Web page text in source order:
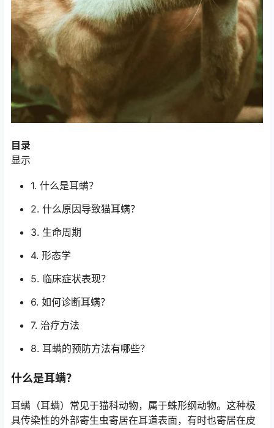
目录
显示
1. 什么是耳螨？
2. 什么原因导致猫耳螨？
3. 生命周期
4. 形态学
5. 临床症状表现？
6. 如何诊断耳螨？
7. 治疗方法
8. 耳螨的预防方法有哪些？
什么是耳螨？
耳螨（耳螨）常见于猫科动物，属于蛛形纲动物。这种极
具传染性的外部寄生虫寄居在耳道表面，有时也寄居在皮